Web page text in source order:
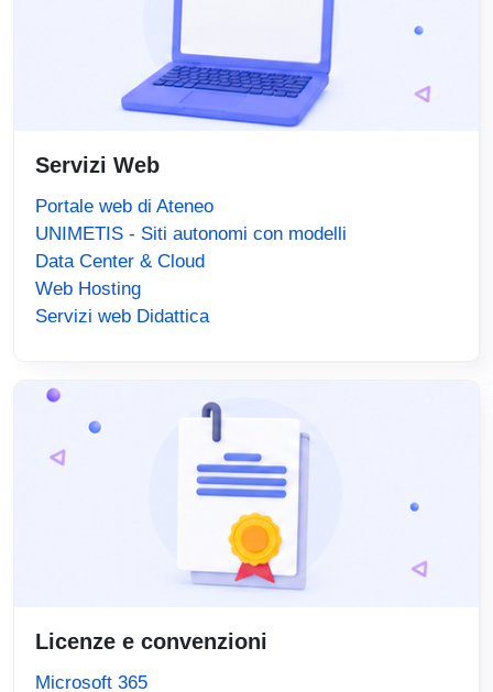
Servizi Web
Portale web di Ateneo
UNIMETIS - Siti autonomi con modelli
Data Center & Cloud
Web Hosting
Servizi web Didattica
Licenze e convenzioni
Microsoft 365